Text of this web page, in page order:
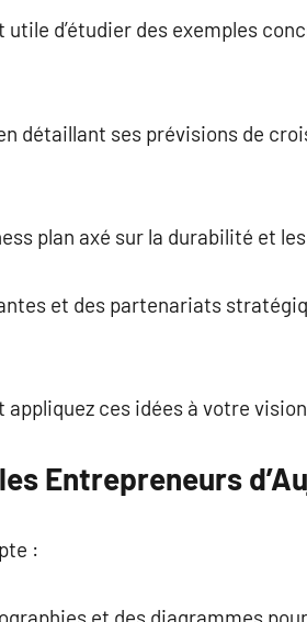
d’étudier des exemples
détaillant ses prévisions de
plan axé sur la durabilité et
et des partenariats
ces idées à votre
Entrepreneurs
:
et des diagrammes